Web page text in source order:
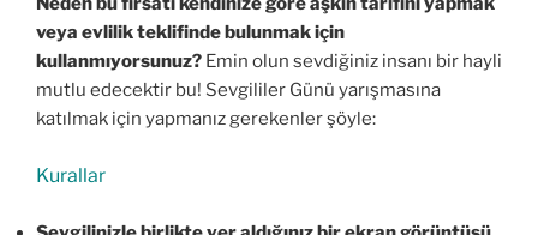
veya evlilik teklifinde bulunmak için
kullanmıyorsunuz? Emin olun sevdiğiniz insanı bir hayli
mutlu edecektir bu! Sevgililer Günü yarışmasına
katılmak için yapmanız gerekenler şöyle:
Kurallar